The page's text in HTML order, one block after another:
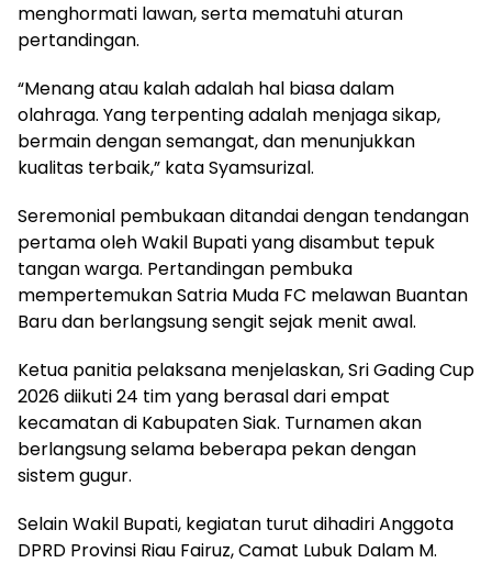
menghormati lawan, serta mematuhi aturan
pertandingan.
“Menang atau kalah adalah hal biasa dalam
olahraga. Yang terpenting adalah menjaga sikap,
bermain dengan semangat, dan menunjukkan
kualitas terbaik,” kata Syamsurizal.
Seremonial pembukaan ditandai dengan tendangan
pertama oleh Wakil Bupati yang disambut tepuk
tangan warga. Pertandingan pembuka
mempertemukan Satria Muda FC melawan Buantan
Baru dan berlangsung sengit sejak menit awal.
Ketua panitia pelaksana menjelaskan, Sri Gading Cup
2026 diikuti 24 tim yang berasal dari empat
kecamatan di Kabupaten Siak. Turnamen akan
berlangsung selama beberapa pekan dengan
sistem gugur.
Selain Wakil Bupati, kegiatan turut dihadiri Anggota
DPRD Provinsi Riau Fairuz, Camat Lubuk Dalam M.